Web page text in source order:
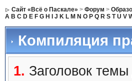
Сайт «Всё о Паскале» > Форум >
A B C D E F G H J K L M N O P Q R S T U V
Компиляция
1. Заголовок